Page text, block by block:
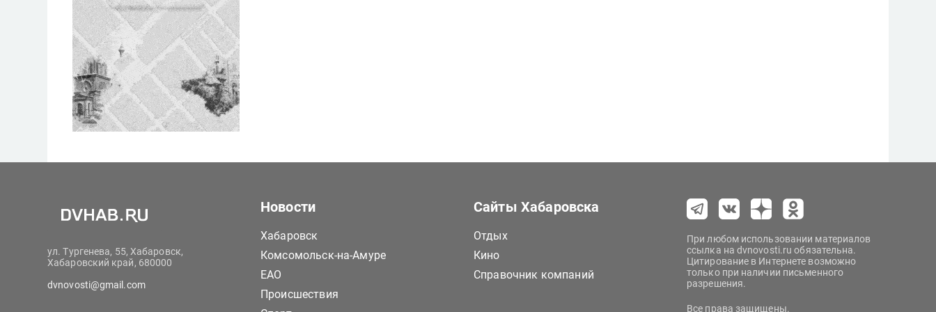
ул. Тургенева, 55, Хабаровск,
Хабаровский край, 680000
dvnovosti@gmail.com
Новости
Хабаровск
Комсомольск-на-Амуре
ЕАО
Происшествия
Сайты Хабаровска
Отдых
Кино
Справочник компаний
При любом использовании материалов
ссылка на dvnovosti.ru обязательна.
Цитирование в Интернете возможно
только при наличии письменного
разрешения.
Все права защищены.